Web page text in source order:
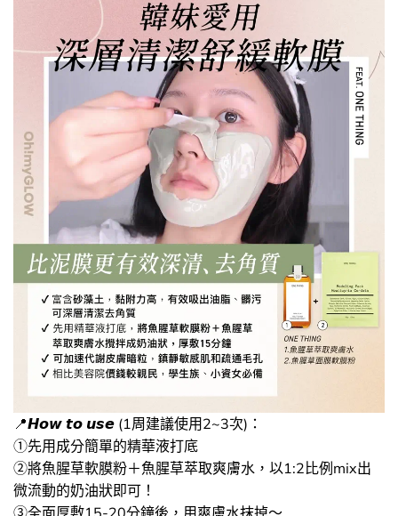
📍​𝙃𝙤𝙬 𝙩𝙤 𝙪𝙨𝙚 (1周建議使用2~3次)：
①先用成分簡單的精華液打底
②將魚腥草軟膜粉＋魚腥草萃取爽膚水，以1:2比例mix出
微流動的奶油狀即可！